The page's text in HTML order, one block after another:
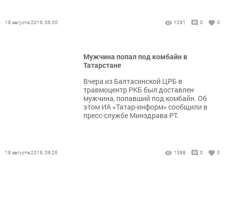
18 августа 2016, 06:30 1291 0 0
Мужчина попал под комбайн в
Татарстане
Вчера из Балтасинской ЦРБ в
травмоцентр РКБ был доставлен
мужчина, попавший под комбайн. Об
этом ИА «Татар-информ» сообщили в
пресс-службе Минздрава РТ.
18 августа 2016, 06:26 1388 0 0